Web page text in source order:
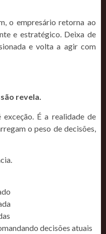
o empresário retorna ao
e estratégico. Deixa de
e volta a agir com
revela.
É a realidade de
o peso de decisões,
decisões atuais